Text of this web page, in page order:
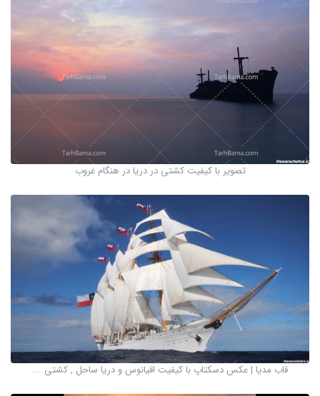
تصویر با کیفیت کشتی در دریا در هنگام غروب
قاب مدیا | عکس دسکتاپ با کیفیت اقیانوس و دریا ساحل , کشتی ...